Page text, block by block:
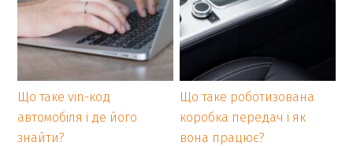
Що таке vin-код
автомобіля і де його
знайти?
Що таке роботизована
коробка передач і як
вона працює?